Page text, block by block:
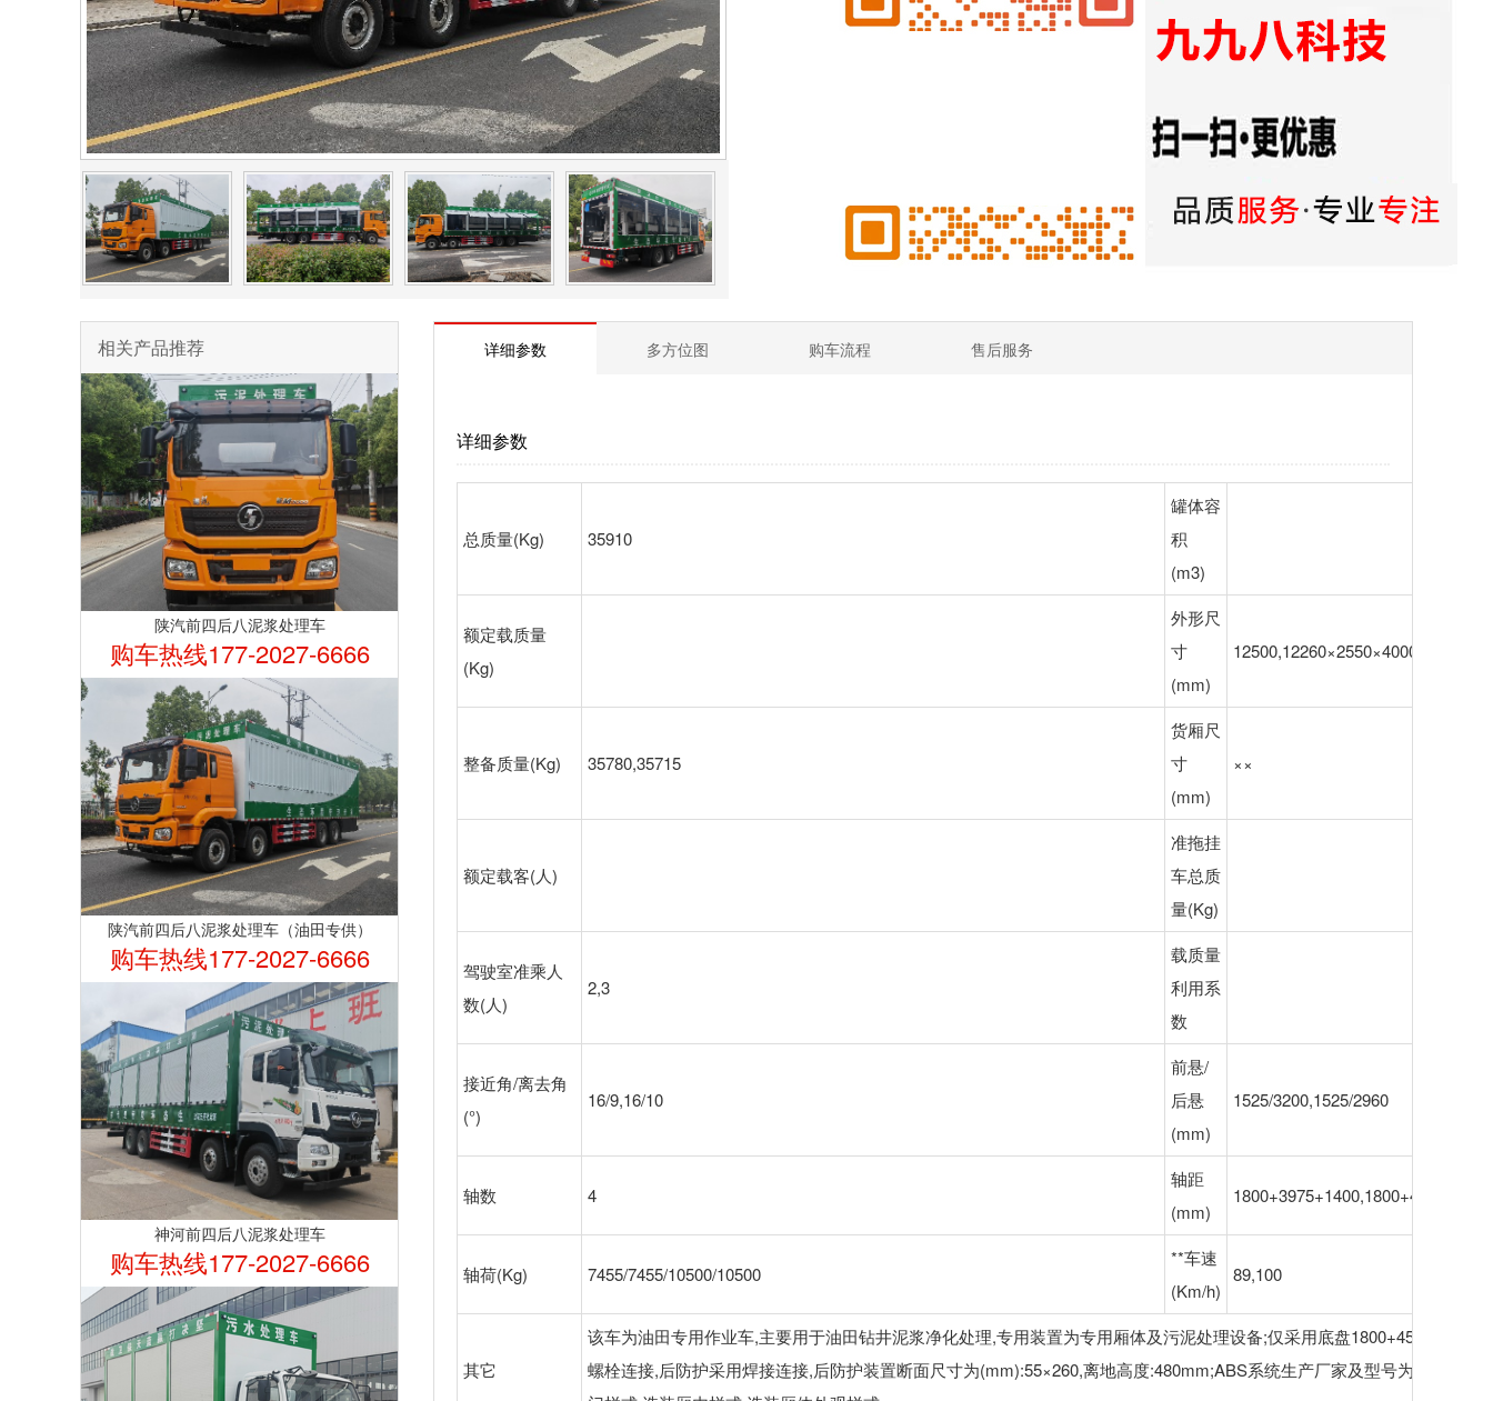
相关产品推荐
陕汽前四后八泥浆处理车
购车热线177-2027-6666
陕汽前四后八泥浆处理车（油田专供）
购车热线177-2027-6666
神河前四后八泥浆处理车
购车热线177-2027-6666
详细参数 多方位图 购车流程 售后服务
详细参数
总质量(Kg) 35910
罐体容
积
(m3)
额定载质量
(Kg)
外形尺
寸
(mm)
整备质量(Kg) 35780,35715
货厢尺
寸
(mm)
××
额定载客(人)
准拖挂
车总质
量(Kg)
驾驶室准乘人
数(人)
2,3
载质量
利用系
数
接近角/离去角
(°)
16/9,16/10
前悬/
后悬
(mm)
1525/3200,1525/2960
轴数 4
轴距
(mm)
轴荷(Kg) 7455/7455/10500/10500
**车速
(Km/h)
89,100
其它
该车为油田专用作业车,主要用于油田钻井泥浆净化处理,专用装置为专用厢体及污泥处理设备;仅采用底盘
螺栓连接,后防护采用焊接连接,后防护装置断面尺寸为(mm):55×260,离地高度:480mm;ABS系统生产厂家及型号为:西安正